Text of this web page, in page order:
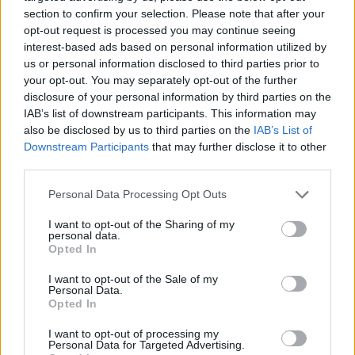
section to confirm your selection. Please note that after your
opt-out request is processed you may continue seeing
interest-based ads based on personal information utilized by
us or personal information disclosed to third parties prior to
your opt-out. You may separately opt-out of the further
disclosure of your personal information by third parties on the
IAB’s list of downstream participants. This information may
also be disclosed by us to third parties on the IAB’s List of
Downstream Participants that may further disclose it to other
Please note that this website/app uses one or more Google
not limited to your visit or usage behaviour. You may click to
grant or deny consent to Google and its third-party tags to
use your data for below specified purposes in below Google
consent section.
Personal Data Processing Opt Outs
I want to opt-out of the Sharing of my
personal data.
Opted In
I want to opt-out of the Sale of my
Personal Data.
Opted In
I want to opt-out of processing my
Personal Data for Targeted Advertising.
Pál. –Ami a szakmai részét illeti, ez a 15. születésnapi
közgyűlése volt az ECA-nek. 2011 óta, 12 éve
rendszeresen résztvevői vagyunk ezeknek az
eseményeknek, illetve az ECA munkájának, s
folyamatosan látjuk a fejlődést. Ez a mostani
közgyűlés is megmutatta ezt, aláírásra került egy
szándéknyilatkozat a FIFA és az ECA között, amely
nagyban befolyásolni fogja, hogy az elkövetkezendő
tornákon való részvétel után a klubok kapnak. Úgy
gondolom, pozitív változások vannak. Ezen felül
lesznek belső változások, más összetételű lesz a
vezetőség, több helyet kapnak a klubok, ezáltal
demokratikusabbá válik a rendszer. Folyamatosan
azt láttuk, hogy nagyon szoros együttműködés van a
FIFA, az UEFA és az ECA között. Ezért volt jelen a FIFA
és az UEFA elnöke is. Erős képviseleti szervvé kezd